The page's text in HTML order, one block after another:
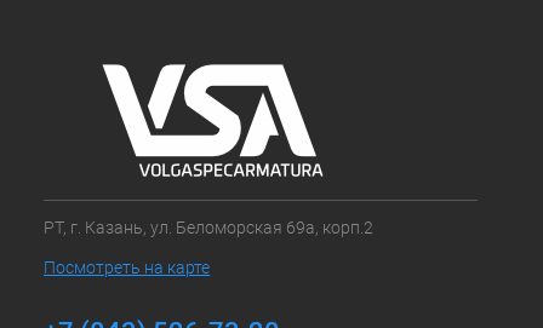
РТ, г. Казань, ул. Беломорская 69а, корп.2
Посмотреть на карте